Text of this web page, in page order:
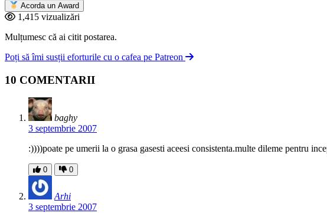
Acorda un Award
1,415 vizualizări
Mulțumesc că ai citit postarea.
Poți să îmi susții eforturile cu o cafea pe Patreon
10 COMENTARII
baghy
3 septembrie 2007
:))))poate pe umerii la o grasa gasesti aceesi consistenta.multe dileme pentru
0 0
Arhi
3 septembrie 2007